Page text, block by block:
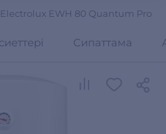
EWH 80 Quantum Pro
Сипаттама